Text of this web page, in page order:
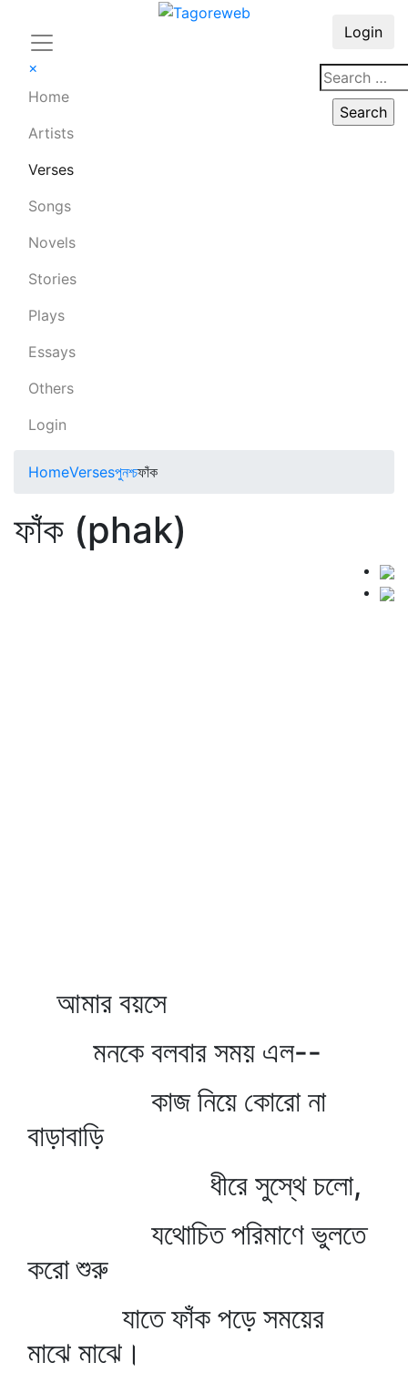
×
Home
Artists
Verses
Songs
Novels
Stories
Plays
Essays
Others
Login
Login
HomeVersesপুনশ্চফাঁক
ফাঁক (phak)
আমার বয়সে
মনকে বলবার সময় এল--
কাজ নিয়ে কোরো না
বাড়াবাড়ি
ধীরে সুস্থে চলো,
যথোচিত পরিমাণে ভুলতে
করো শুরু
যাতে ফাঁক পড়ে সময়ের
মাঝে মাঝে।